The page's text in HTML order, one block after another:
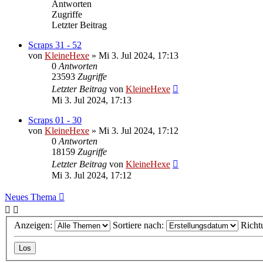
Antworten
Zugriffe
Letzter Beitrag
Scraps 31 - 52
von KleineHexe » Mi 3. Jul 2024, 17:13
0 Antworten
23593 Zugriffe
Letzter Beitrag von KleineHexe
Mi 3. Jul 2024, 17:13
Scraps 01 - 30
von KleineHexe » Mi 3. Jul 2024, 17:12
0 Antworten
18159 Zugriffe
Letzter Beitrag von KleineHexe
Mi 3. Jul 2024, 17:12
Neues Thema
Anzeigen: Sortiere nach: